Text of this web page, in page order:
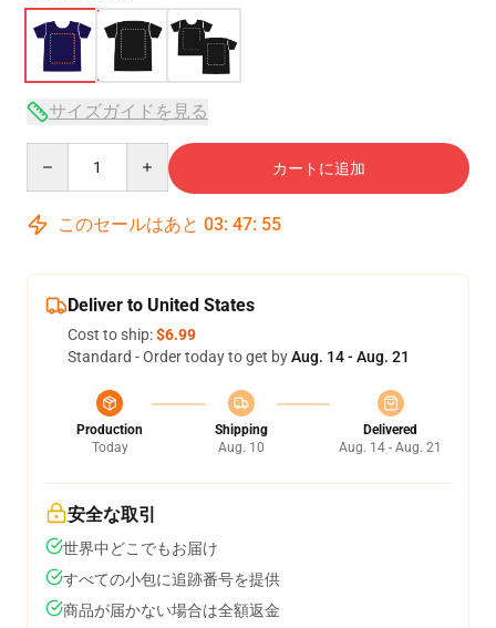
サイズガイドを見る
カートに追加
このセールはあと 03: 47: 54
Deliver to United States
Cost to ship:$6.99
Standard - Order today to get byAug. 14 - Aug. 21
Production
Today
Shipping
Aug. 10
Delivered
Aug. 14 - Aug. 21
安全な取引
世界中どこでもお届け
すべての小包に追跡番号を提供
商品が届かない場合は全額返金